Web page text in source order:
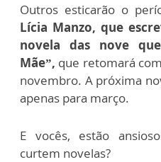
Outros esticarão o
Lícia Manzo, que
novela das nove
Mãe”, que retomará
novembro. A próxima
apenas para março.
E vocês, estão
curtem novelas?